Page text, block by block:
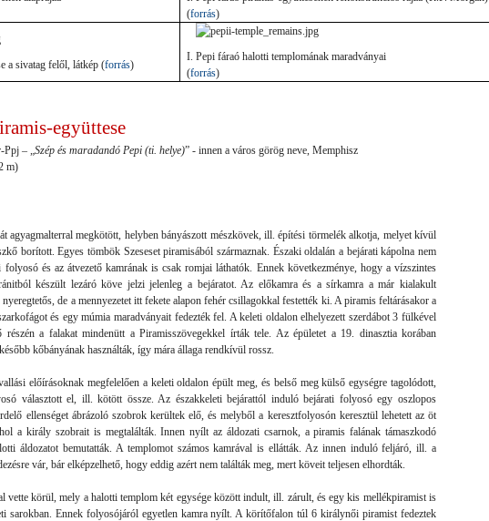
(forrás)
a sivatag felől, látkép (forrás)
I. Pepi fáraó halotti templomának maradványai
(forrás)
együttese
Ppj – Szép és maradandó Pepi (ti. helye)” - innen a város görög neve, Memphisz
m)
agyagmalterral megkötött, helyben bányászott mészkövek, ill. építési törmelék alkotja, melyet kívül
borított. Egyes tömbök Szeseset piramisából származnak. Északi oldalán a bejárati kápolna nem
folyosó és az átvezető kamrának is csak romjai láthatók. Ennek következménye, hogy a vízszintes
készült lezáró köve jelzi jelenleg a bejáratot. Az előkamra és a sírkamra a már kialakult
de a mennyezetet itt fekete alapon fehér csillagokkal festették ki. A piramis feltárásakor a
és egy múmia maradványait fedezték fel. A keleti oldalon elhelyezett szerdábot 3 fülkével
részén a falakat mindenütt a Piramisszövegekkel írták tele. Az épületet a 19. dinasztia korában
kőbányának használták, így mára állaga rendkívül rossz.
előírásoknak megfelelően a keleti oldalon épült meg, és belső meg külső egységre tagolódott,
választott el, ill. kötött össze. Az északkeleti bejárattól induló bejárati folyosó egy oszlopos
ellenséget ábrázoló szobrok kerültek elő, és melyből a keresztfolyosón keresztül lehetett az öt
a király szobrait is megtalálták. Innen nyílt az áldozati csarnok, a piramis falának támaszkodó
áldozatot bemutatták. A templomot számos kamrával is ellátták. Az innen induló feljáró, ill. a
vár, bár elképzelhető, hogy eddig azért nem találták meg, mert köveit teljesen elhordták.
vette körül, mely a halotti templom két egysége között indult, ill. zárult, és egy kis mellékpiramist is
sarokban. Ennek folyosójáról egyetlen kamra nyílt. A körítőfalon túl 6 királynői piramist fedeztek